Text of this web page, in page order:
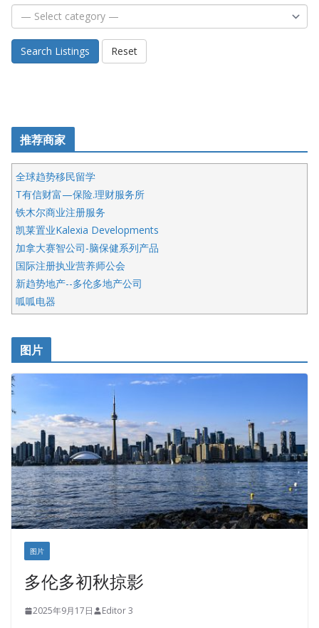
Search Listings Reset
推荐商家
全球趋势移民留学
T有信财富—保险.理财服务所
铁木尔商业注册服务
凯莱置业Kalexia Developments
加拿大赛智公司-脑保健系列产品
国际注册执业营养师公会
新趋势地产--多伦多地产公司
呱呱电器
开明车行KS CAR SALES & SERVICE
皇后金融集团
铁木尔商业注册服务
图片
图片
多伦多初秋掠影
2025年9月17日 Editor 3